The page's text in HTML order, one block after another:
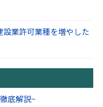
業許可業種を増やした
底解説~